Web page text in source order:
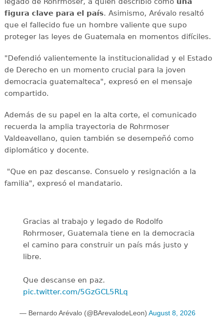
figura clave para el país. Asimismo, Arévalo resaltó
que el fallecido fue un hombre valiente que supo
proteger las leyes de Guatemala en momentos difíciles.
"Defendió valientemente la institucionalidad y el Estado
de Derecho en un momento crucial para la joven
democracia guatemalteca", expresó en el mensaje
compartido.
Además de su papel en la alta corte, el comunicado
recuerda la amplia trayectoria de Rohrmoser
Valdeavellano, quien también se desempeñó como
diplomático y docente.
"Que en paz descanse. Consuelo y resignación a la
familia", expresó el mandatario.
Gracias al trabajo y legado de Rodolfo
Rohrmoser, Guatemala tiene en la democracia
el camino para construir un país más justo y
libre.
Que descanse en paz.
pic.twitter.com/5GzGCL5RLq
— Bernardo Arévalo (@BArevalodeLeon) August 8, 2026